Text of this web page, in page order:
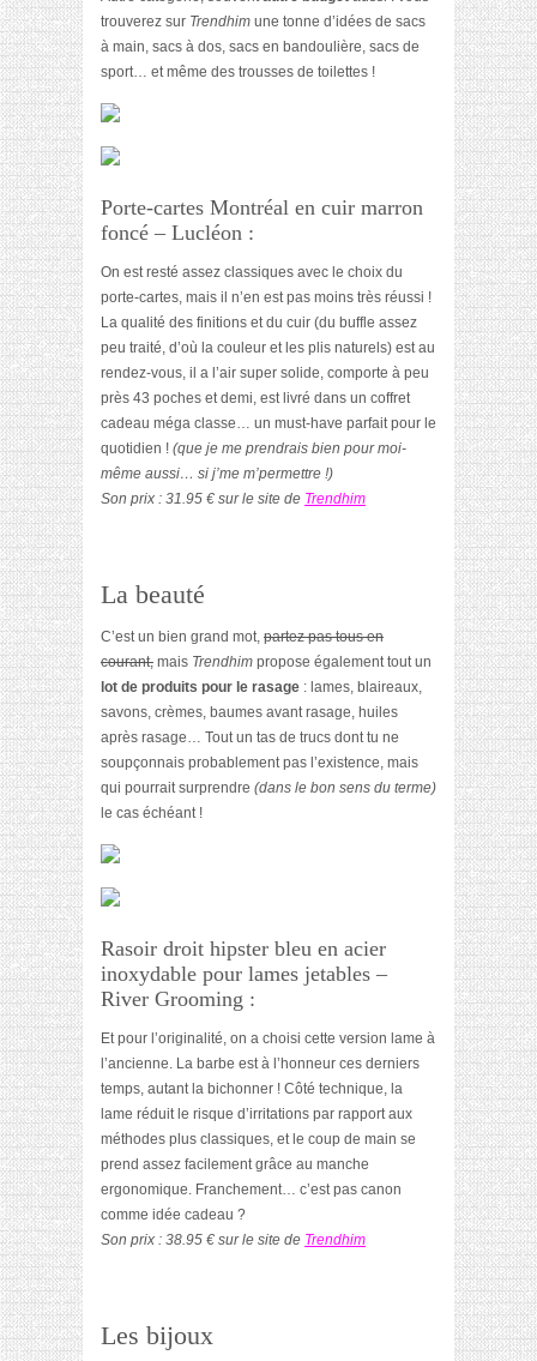
trouverez sur Trendhim une tonne d’idées de sacs
à main, sacs à dos, sacs en bandoulière, sacs de
sport… et même des trousses de toilettes !
Porte-cartes Montréal en cuir marron
foncé – Lucléon :
On est resté assez classiques avec le choix du
porte-cartes, mais il n’en est pas moins très réussi !
La qualité des finitions et du cuir (du buffle assez
peu traité, d’où la couleur et les plis naturels) est au
rendez-vous, il a l’air super solide, comporte à peu
près 43 poches et demi, est livré dans un coffret
cadeau méga classe… un must-have parfait pour le
quotidien ! (que je me prendrais bien pour moi-
même aussi… si j’me m’permettre !)
Son prix : 31.95 € sur le site de Trendhim
La beauté
C’est un bien grand mot, partez pas tous en
courant, mais Trendhim propose également tout un
lot de produits pour le rasage : lames, blaireaux,
savons, crèmes, baumes avant rasage, huiles
après rasage… Tout un tas de trucs dont tu ne
soupçonnais probablement pas l’existence, mais
qui pourrait surprendre (dans le bon sens du terme)
le cas échéant !
Rasoir droit hipster bleu en acier
inoxydable pour lames jetables –
River Grooming :
Et pour l’originalité, on a choisi cette version lame à
l’ancienne. La barbe est à l’honneur ces derniers
temps, autant la bichonner ! Côté technique, la
lame réduit le risque d’irritations par rapport aux
méthodes plus classiques, et le coup de main se
prend assez facilement grâce au manche
ergonomique. Franchement… c’est pas canon
comme idée cadeau ?
Son prix : 38.95 € sur le site de Trendhim
Les bijoux